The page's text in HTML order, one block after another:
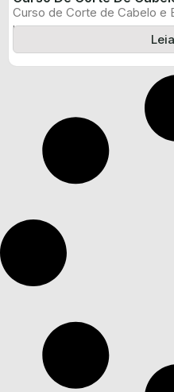
Curso de Corte de Cabelo e
horas, certificado ...